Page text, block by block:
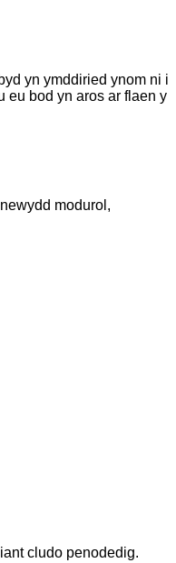
yn ymddiried ynom ni i
eu bod yn aros ar flaen y
modurol,
cludo penodedig.